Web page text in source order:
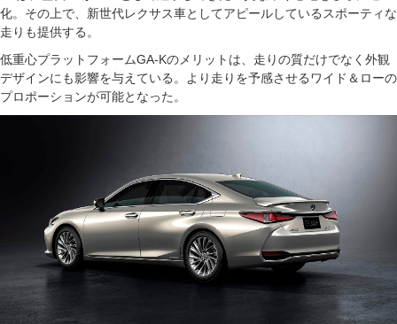
化。その上で、新世代レクサス車としてアピールしているスポーティな
走りも提供する。
低重心プラットフォームGA-Kのメリットは、走りの質だけでなく外観
デザインにも影響を与えている。より走りを予感させるワイド＆ローの
プロポーションが可能となった。